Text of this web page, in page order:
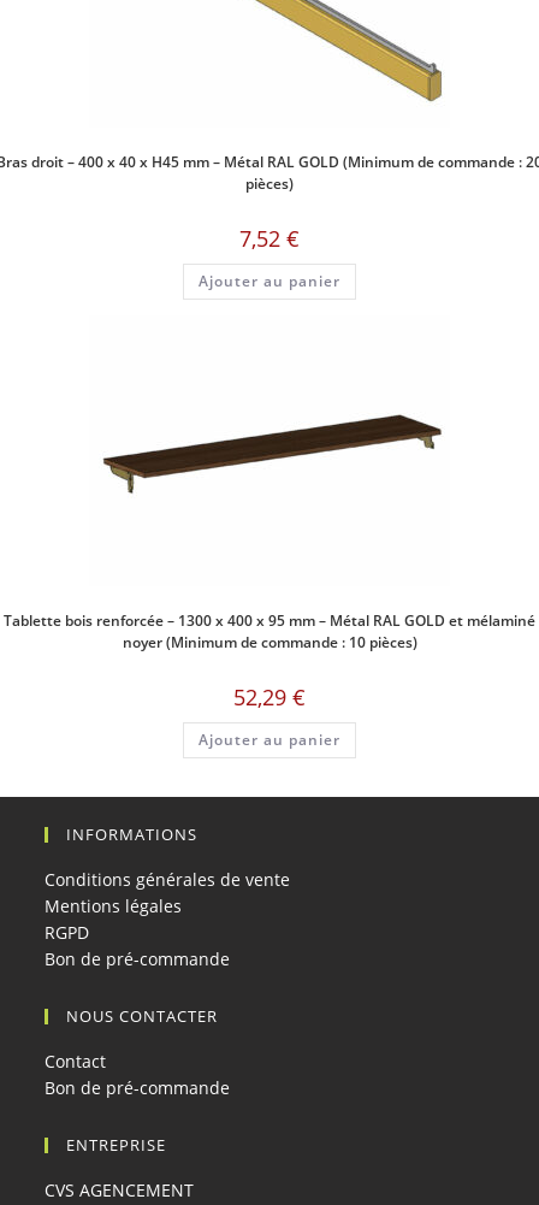
droit – 400 x 40 x H45 mm – Métal RAL GOLD (Minimum de commande :
pièces)
7,52 €
Ajouter au panier
Tablette bois renforcée – 1300 x 400 x 95 mm – Métal RAL GOLD et mélaminé
noyer (Minimum de commande : 10 pièces)
52,29 €
Ajouter au panier
INFORMATIONS
Conditions générales de vente
Mentions légales
RGPD
Bon de pré-commande
NOUS CONTACTER
Contact
Bon de pré-commande
ENTREPRISE
CVS AGENCEMENT